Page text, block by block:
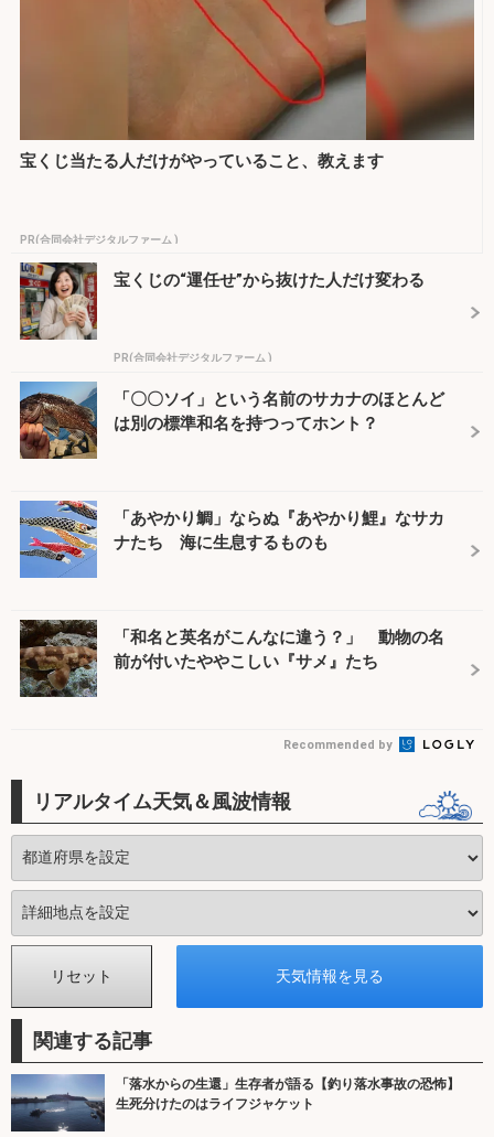
宝くじ当たる人だけがやっていること、教えます
PR(合同会社デジタルファーム )
宝くじの“運任せ”から抜けた人だけ変わる
PR(合同会社デジタルファーム )
「〇〇ソイ」という名前のサカナのほとんど
は別の標準和名を持つってホント？
「あやかり鯛」ならぬ『あやかり鯉』なサカ
ナたち 海に生息するものも
「和名と英名がこんなに違う？」 動物の名
前が付いたややこしい『サメ』たち
Recommended by
リアルタイム天気＆風波情報
関連する記事
「落水からの生還」生存者が語る【釣り落水事故の恐怖】
生死分けたのはライフジャケット